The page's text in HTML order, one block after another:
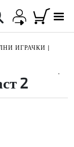
ИГРАЧКИ |
2